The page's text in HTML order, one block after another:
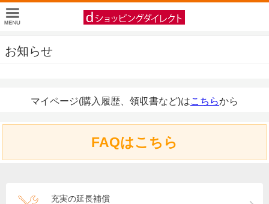
お知らせ
マイページ(購入履歴、領収書など)はこちらから
FAQはこちら
充実の延長補償